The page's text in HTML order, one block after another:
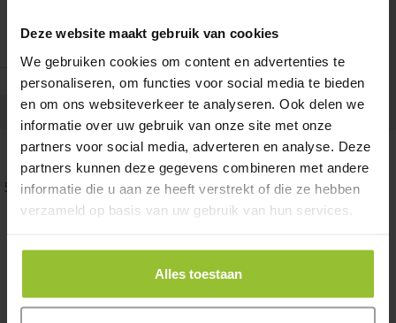
Deze website maakt gebruik van cookies
We gebruiken cookies om content en advertenties te
personaliseren, om functies voor social media te bieden
en om ons websiteverkeer te analyseren. Ook delen we
informatie over uw gebruik van onze site met onze
partners voor social media, adverteren en analyse. Deze
partners kunnen deze gegevens combineren met andere
informatie die u aan ze heeft verstrekt of die ze hebben
verzameld op basis van uw gebruik van hun services.
Alles toestaan
5. Kies eerst voor ‘mobiele app’.